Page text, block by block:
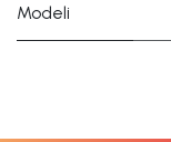
Modeli